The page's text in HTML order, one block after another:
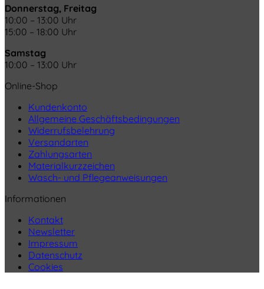
Donnerstag, Freitag
10:00 – 13:00 Uhr
15:00 – 18:00 Uhr
Samstag
10:00 – 13:00 Uhr
Online-Shop
Kundenkonto
Allgemeine Geschäftsbedingungen
Widerrufsbelehrung
Versandarten
Zahlungsarten
Materialkurzzeichen
Wasch- und Pflegeanweisungen
Informationen
Kontakt
Newsletter
Impressum
Datenschutz
Cookies